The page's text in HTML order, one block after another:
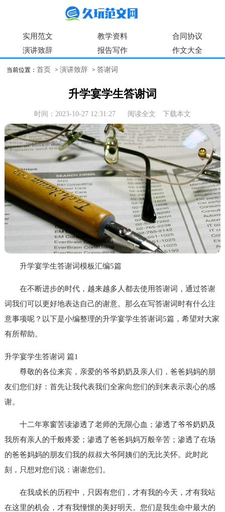
实用范文 教学资料
合同协议
演讲致辞
报告写作 作文大全
当前位置：首页 >演讲致辞 >答谢词
升学宴学生答谢词
时间：2023-10-27 12:31:27 阅读全文 下载本文
升学宴学生答谢词模板汇编5篇
在不断进步的时代，越来越多人都去使用答谢词，通过答谢
词我们可以更好地表达自己的谢意。那么在写答谢词时有什么注
意事项呢？以下是小编整理的升学宴学生答谢词5篇，希望对大家
有所帮助。
升学宴学生答谢词 篇1
尊敬的各位来宾，亲爱的爷爷奶奶及亲人们，爸爸妈妈的朋
友们您们好：首先让我代表我们全家向您们的到来表示衷心的感
谢。
十二年寒窗苦读渗透了老师的无限心血；渗透了爷爷奶奶及
我所有亲人的千般疼爱；渗透了爸爸妈妈万般辛苦；渗透了在场
的爸爸妈妈的朋友们我的叔叔大爷阿姨们的无比关怀。此时此
刻，只想对您们说：谢谢您们。
在我成长的历程中，只因有您们，才有我的今天，才有我站
在这里的机会，才有我憧憬的美好明天。您们是我生命中最大的